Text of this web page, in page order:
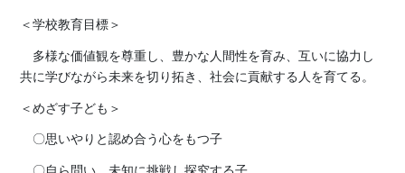
＜学校教育目標＞
多様な価値観を尊重し、豊かな人間性を育み、互いに協力し
共に学びながら未来を切り拓き、社会に貢献する人を育てる。
＜めざす子ども＞
〇思いやりと認め合う心をもつ子
〇自ら問い、未知に挑戦し探究する子